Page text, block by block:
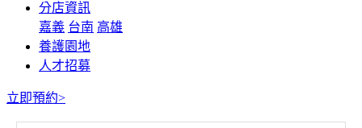
分店資訊
嘉義 台南 高雄
養護園地
人才招募
立即預約>